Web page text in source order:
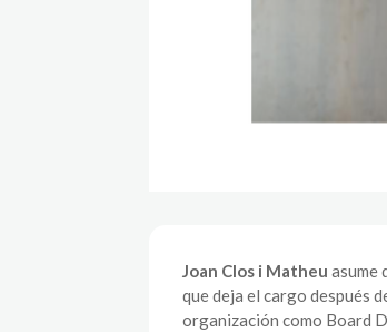
Joan Clos i Matheu asume
que deja el cargo después
organización como Board